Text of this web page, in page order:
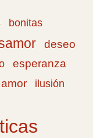
bonitas
deseo
esperanza
ilusión